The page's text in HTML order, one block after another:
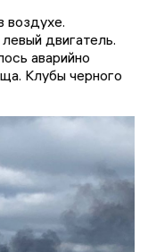
воздухе.
двигатель.
аварийно
Клубы черного